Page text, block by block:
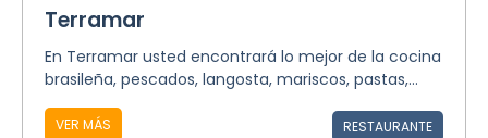
Terramar
En Terramar usted encontrará lo mejor de la cocina
brasileña, pescados, langosta, mariscos, pastas,...
VER MÁS RESTAURANTE